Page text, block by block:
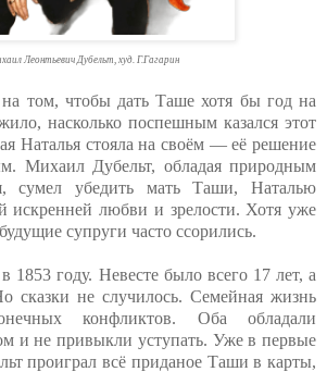
Леонтьевич Дубельт, худ. Г.Гагарин
на том, чтобы дать Таше хотя бы год на
насколько поспешным казался этот
Наталья стояла на своём — её решение
Михаил Дубельт, обладая природным
сумел убедить мать Таши, Наталью
искренней любви и зрелости. Хотя уже
супруги часто ссорились.
1853 году. Невесте было всего 17 лет, а
не случилось. Семейная жизнь
конфликтов. Оба обладали
и не привыкли уступать. Уже в первые
проиграл всё приданое Таши в карты,